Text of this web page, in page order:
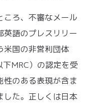
ころ、不審なメール
英語のプレスリリー
米国の非営利団体
MRC）の認定を受
性のある表現が含ま
した。正しくは日本